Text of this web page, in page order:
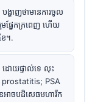
បង្ហាញថាមានការចូល
មផ្នែកក្រពេញ ហើយ
ែ។.
ដោយផ្ទាល់ទេ លុះ
prostatitis; PSA
អាចបដិសេធមហារីក